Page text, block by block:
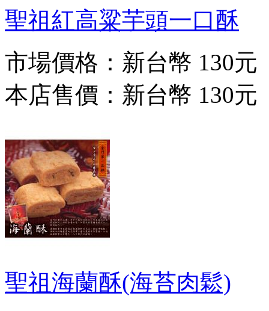
聖祖紅高粱芋頭一口酥
市場價格： 新台幣 130元
本店售價： 新台幣 130元
聖祖海蘭酥(海苔肉鬆)